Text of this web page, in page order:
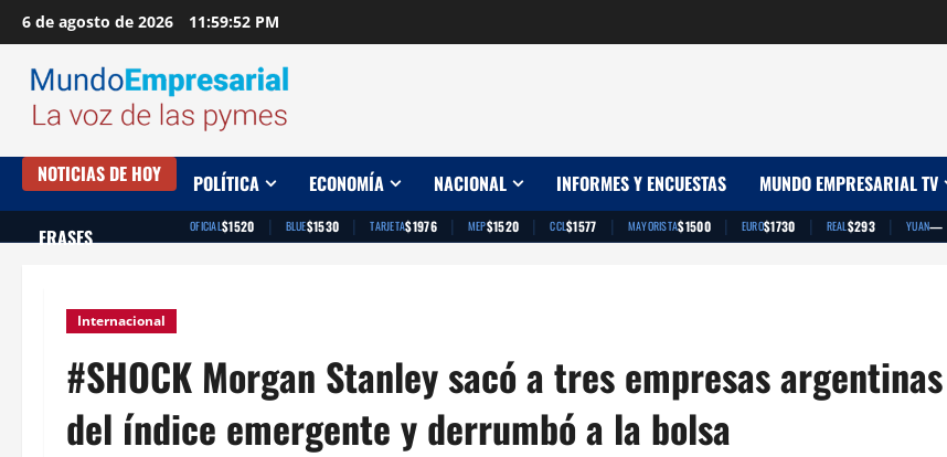
Saltar
al
contenido
6 de agosto de 2026 11:59:53 PM
NOTICIAS DE HOY POLÍTICA ECONOMÍA NACIONAL INFORMES Y ENCUESTAS MUNDO EMPRESARIAL TV
FRASES OFICIAL$1520 | BLUE$1530 | TARJETA$1976 | MEP$1520 | CCL$1577 | MAYORISTA$1500 | EURO$1730 | REAL$293 | YUAN—
Internacional
#SHOCK Morgan Stanley sacó a tres empresas argentinas
del índice emergente y derrumbó a la bolsa